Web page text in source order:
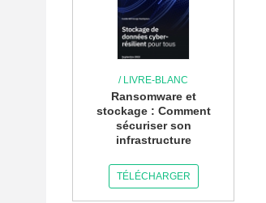
/ LIVRE-BLANC
Ransomware et
stockage : Comment
sécuriser son
infrastructure
TÉLÉCHARGER